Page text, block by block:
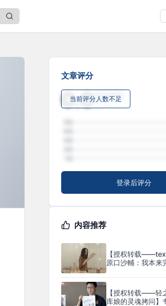
文章评分
当前评分人数不足
0.0 0人评分
登录后评分
内容推荐
【授权转载
原口沙輔：我本来
【授权转载——轻
库娘的灵魂拷问】